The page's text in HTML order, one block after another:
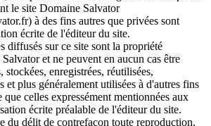
le site Domaine Salvator
à des fins autres que privées sont
écrite de l'éditeur du site.
diffusés sur ce site sont la propriété
et ne peuvent en aucun cas être
stockées, enregistrées, réutilisées,
et plus généralement utilisées à d'autres fins
celles expressément mentionnées aux
écrite préalable de l'éditeur du site.
du délit de contrefaçon toute reproduction,